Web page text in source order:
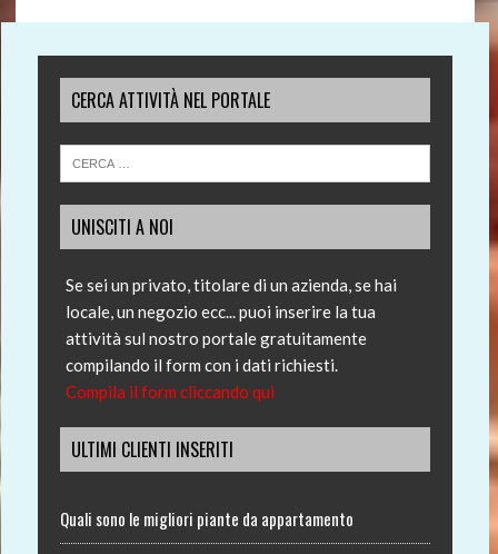
CERCA ATTIVITÀ NEL PORTALE
UNISCITI A NOI
Se sei un privato, titolare di un azienda, se hai
locale, un negozio ecc... puoi inserire la tua
attività sul nostro portale gratuitamente
compilando il form con i dati richiesti.
Compila il form cliccando qui
ULTIMI CLIENTI INSERITI
Quali sono le migliori piante da appartamento